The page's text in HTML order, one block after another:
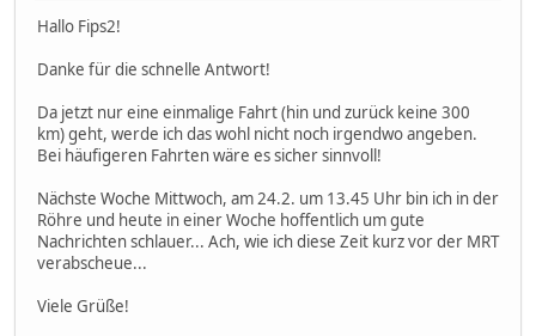
Hallo Fips2!
Danke für die schnelle Antwort!
Da jetzt nur eine einmalige Fahrt (hin und zurück keine 300
km) geht, werde ich das wohl nicht noch irgendwo angeben.
Bei häufigeren Fahrten wäre es sicher sinnvoll!
Nächste Woche Mittwoch, am 24.2. um 13.45 Uhr bin ich in der
Röhre und heute in einer Woche hoffentlich um gute
Nachrichten schlauer... Ach, wie ich diese Zeit kurz vor der MRT
verabscheue...
Viele Grüße!